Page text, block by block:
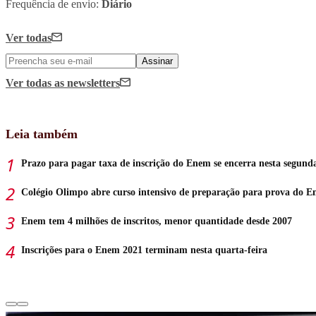
Frequência de envio: Diário
Ver todas
Assinar
Ver todas as newsletters
Leia também
Prazo para pagar taxa de inscrição do Enem se encerra nesta
Colégio Olimpo abre curso intensivo de preparação para prova do
Enem tem 4 milhões de inscritos, menor quantidade desde 2007
Inscrições para o Enem 2021 terminam nesta quarta-feira